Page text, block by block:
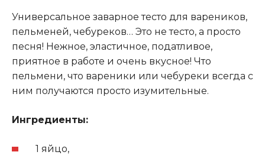
Универсальное заварное тесто для вареников,
пельменей, чебуреков… Это не тесто, а просто
песня! Нежное, эластичное, податливое,
приятное в работе и очень вкусное! Что
пельмени, что вареники или чебуреки всегда с
ним получаются просто изумительные.
Ингредиенты:
1 яйцо,